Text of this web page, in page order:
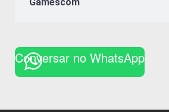
Conversar no WhatsApp